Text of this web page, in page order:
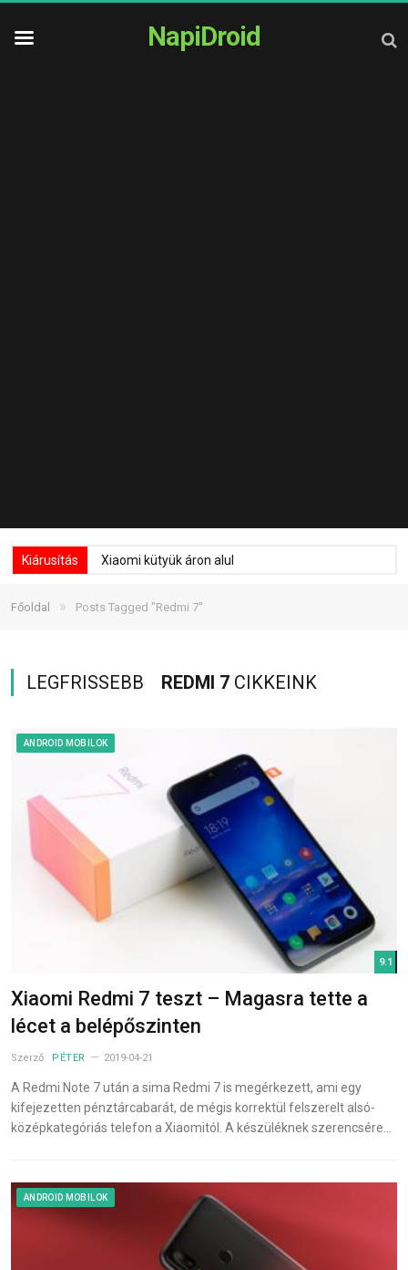
NapiDroid
Kiárusítás Xiaomi kütyük áron alul
Főoldal » Posts Tagged "Redmi 7"
LEGFRISSEBB REDMI 7 CIKKEINK
ANDROID MOBILOK
9.1
Xiaomi Redmi 7 teszt – Magasra tette a
lécet a belépőszinten
Szerző: PÉTER 2019-04-21
A Redmi Note 7 után a sima Redmi 7 is megérkezett, ami egy
kifejezetten pénztárcabarát, de mégis korrektül felszerelt alsó-
középkategóriás telefon a Xiaomitól. A készüléknek szerencsére…
ANDROID MOBILOK